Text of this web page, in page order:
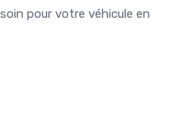
pour votre véhicule en